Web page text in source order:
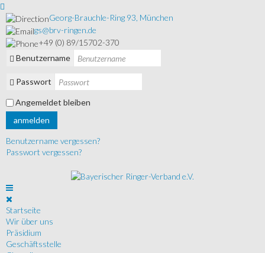
Georg-Brauchle-Ring 93, München
gs@brv-ringen.de
+49 (0) 89/15702-370
Benutzername
Passwort
Angemeldet bleiben
anmelden
Benutzername vergessen?
Passwort vergessen?
Startseite
Wir über uns
Präsidium
Geschäftsstelle